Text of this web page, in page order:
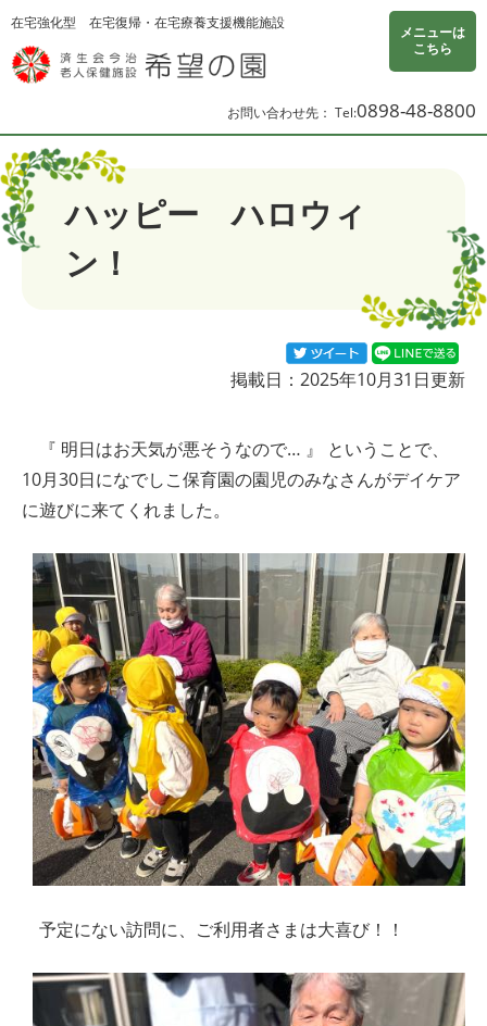
在宅強化型 在宅復帰・在宅療養支援機能施設
お問い合わせ先： 0898-48-8800
メニューは
こちら
本文
ハッピー ハロウィ
ン！
掲載日：2025年10月31日更新
『 明日はお天気が悪そうなので… 』 ということで、
10月30日になでしこ保育園の園児のみなさんがデイケア
に遊びに来てくれました。
予定にない訪問に、ご利用者さまは大喜び！！